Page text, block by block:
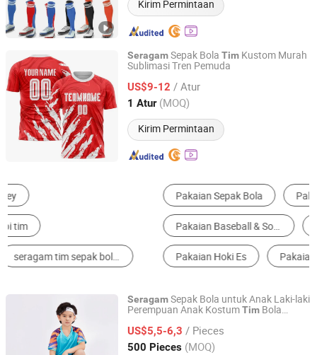
Kirim Permintaan
SeragamSepak Bola Tim Kustom Murah
Sublimasi Tren Pemuda
US$9-12 / Atur
1 Atur (MOQ)
Kirim Permintaan
Putian Chaoqian Running Sports Goods Co., Ltd.
Fujian, China Harga mulai 2026
Pakaian Sepak Bola Pakaian Basket
Seragam Sekolah Anak-Anak
Pakaian Hoki Es Pakaian Sepak Bola Rugby
SeragamSepak Bola untuk Anak Laki-laki
Perempuan Anak KostumTim Bola
US$5,5-6,3 / Pieces
500 Pieces (MOQ)
Xiamen Richtex Garments Co., Ltd
Fujian, China Harga mulai 2021